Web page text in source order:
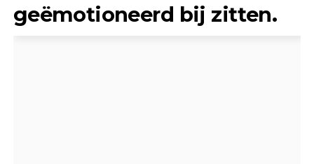
geëmotioneerd bij zitten.